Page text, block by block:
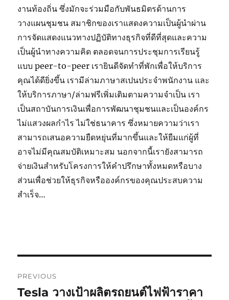
งานท้องถิ่น ซึ่งมักจะร่วมมือกับพันธมิตรด้านการ
วางแผนชุมชน สมาชิกของเราแสดงความเป็นผู้นำผ่าน
การจัดแสดงแนวทางปฏิบัติทางธุรกิจที่ดีที่สุดและความ
เป็นผู้นำทางความคิด ตลอดจนการประชุมการเรียนรู้
แบบ peer-to-peer เรายินดีจัดทำที่พักเพื่อให้บริการ
คุณได้ดียิ่งขึ้น เรามีล่ามภาษาสเปนประจำพนักงาน และ
ให้บริการภาษา/ล่ามฟรีเพิ่มเติมตามความจำเป็น เรา
เป็นสถาบันการเงินเพื่อการพัฒนาชุมชนและเป็นองค์กร
ไม่แสวงผลกำไร ไม่ใช่ธนาคาร ซึ่งหมายความว่าเรา
สามารถเสนอความยืดหยุ่นที่มากขึ้นและให้ยืมแก่ผู้ที่
อาจไม่มีคุณสมบัติเหมาะสม นอกจากนี้เรายังสามารถ
จ่ายเงินสำหรับโครงการให้คำปรึกษาทั้งหมดหรือบาง
ส่วนเพื่อช่วยให้ธุรกิจหรือองค์กรของคุณประสบความ
สำเร็จ…
navigation
PREVIOUS
Previous
Tesla วางเป้าผลิตรถยนต์ไฟฟ้าราคา